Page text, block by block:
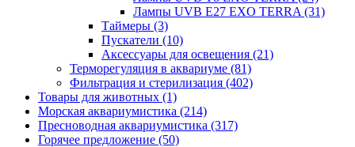
Лампы UVB Е27 EXO TERRA (31)
Таймеры (3)
Пускатели (10)
Аксессуары для освещения (21)
Терморегуляция в аквариуме (81)
Фильтрация и стерилизация (402)
Товары для животных (1)
Морская аквариумистика (214)
Пресноводная аквариумистика (317)
Горячее предложение (50)